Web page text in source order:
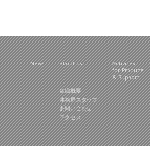
News about us
Activities
for Produce
& Support
組織概要
事務局スタッフ
お問い合わせ
アクセス